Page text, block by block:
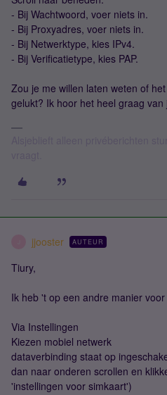
- Bij Wachtwoord, voer niets in.
- Bij Proxyadres, voer niets in.
- Bij Netwerktype, kies IPv4.
- Bij Verificatietype, kies PAP.
Zou je me willen laten weten of
gelukt? Ik hoor het heel graag van
jjooster AUTEUR
Tiury,
Ik heb 't op een andre manier
Via Instellingen
Kiezen mobiel netwerk
dataverbinding staat op
dan naar onderen scrollen en
'instellingen voor simkaart')